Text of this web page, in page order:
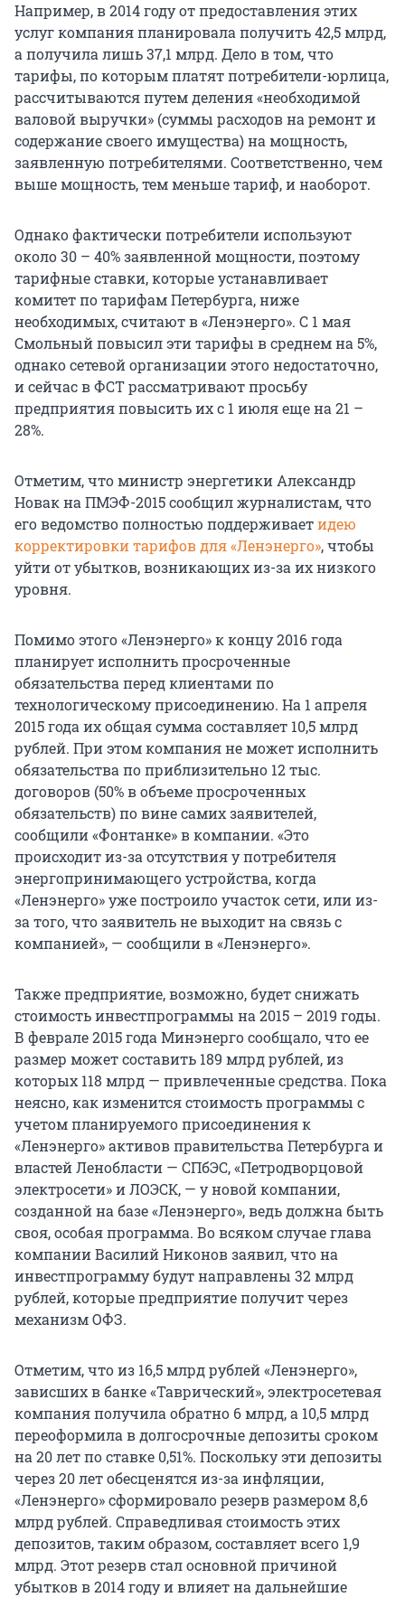
Например, в 2014 году от предоставления этих
услуг компания планировала получить 42,5 млрд,
а получила лишь 37,1 млрд. Дело в том, что
тарифы, по которым платят потребители-юрлица,
рассчитываются путем деления «необходимой
валовой выручки» (суммы расходов на ремонт и
содержание своего имущества) на мощность,
заявленную потребителями. Соответственно, чем
выше мощность, тем меньше тариф, и наоборот.
Однако фактически потребители используют
около 30 – 40% заявленной мощности, поэтому
тарифные ставки, которые устанавливает
комитет по тарифам Петербурга, ниже
необходимых, считают в «Ленэнерго». С 1 мая
Смольный повысил эти тарифы в среднем на 5%,
однако сетевой организации этого недостаточно,
и сейчас в ФСТ рассматривают просьбу
предприятия повысить их с 1 июля еще на 21 –
28%.
Отметим, что министр энергетики Александр
Новак на ПМЭФ-2015 сообщил журналистам, что
его ведомство полностью поддерживаетидею
корректировки тарифов для «Ленэнерго», чтобы
уйти от убытков, возникающих из-за их низкого
уровня.
Помимо этого «Ленэнерго» к концу 2016 года
планирует исполнить просроченные
обязательства перед клиентами по
технологическому присоединению. На 1 апреля
2015 года их общая сумма составляет 10,5 млрд
рублей. При этом компания не может исполнить
обязательства по приблизительно 12 тыс.
договоров (50% в объеме просроченных
обязательств) по вине самих заявителей,
сообщили «Фонтанке» в компании. «Это
происходит из-за отсутствия у потребителя
энергопринимающего устройства, когда
«Ленэнерго» уже построило участок сети, или из-
за того, что заявитель не выходит на связь с
компанией», — сообщили в «Ленэнерго».
Также предприятие, возможно, будет снижать
стоимость инвестпрограммы на 2015 – 2019 годы.
В феврале 2015 года Минэнерго сообщало, что ее
размер может составить 189 млрд рублей, из
которых 118 млрд — привлеченные средства. Пока
неясно, как изменится стоимость программы с
учетом планируемого присоединения к
«Ленэнерго» активов правительства Петербурга и
властей Ленобласти — СПбЭС, «Петродворцовой
электросети» и ЛОЭСК, — у новой компании,
созданной на базе «Ленэнерго», ведь должна быть
своя, особая программа. Во всяком случае глава
компании Василий Никонов заявил, что на
инвестпрограмму будут направлены 32 млрд
рублей, которые предприятие получит через
механизм ОФЗ.
Отметим, что из 16,5 млрд рублей «Ленэнерго»,
зависших в банке «Таврический», электросетевая
компания получила обратно 6 млрд, а 10,5 млрд
переоформила в долгосрочные депозиты сроком
на 20 лет по ставке 0,51%. Поскольку эти депозиты
через 20 лет обесценятся из-за инфляции,
«Ленэнерго» сформировало резерв размером 8,6
млрд рублей. Справедливая стоимость этих
депозитов, таким образом, составляет всего 1,9
млрд. Этот резерв стал основной причиной
убытков в 2014 году и влияет на дальнейшие